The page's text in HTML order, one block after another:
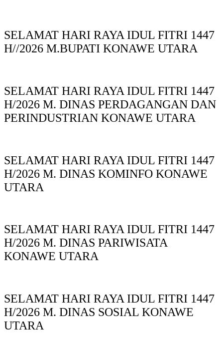
SELAMAT HARI RAYA IDUL FITRI 1447
H//2026 M.BUPATI KONAWE UTARA
SELAMAT HARI RAYA IDUL FITRI 1447
H/2026 M. DINAS PERDAGANGAN DAN
PERINDUSTRIAN KONAWE UTARA
SELAMAT HARI RAYA IDUL FITRI 1447
H/2026 M. DINAS KOMINFO KONAWE
UTARA
SELAMAT HARI RAYA IDUL FITRI 1447
H/2026 M. DINAS PARIWISATA
KONAWE UTARA
SELAMAT HARI RAYA IDUL FITRI 1447
H/2026 M. DINAS SOSIAL KONAWE
UTARA